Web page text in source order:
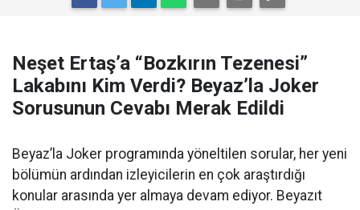
Neşet Ertaş’a “Bozkırın Tezenesi”
Lakabını Kim Verdi? Beyaz’la Joker
Sorusunun Cevabı Merak Edildi
Beyaz’la Joker programında yöneltilen sorular, her yeni
bölümün ardından izleyicilerin en çok araştırdığı
konular arasında yer almaya devam ediyor. Beyazıt